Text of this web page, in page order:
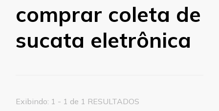
comprar coleta de
sucata eletrônica
Exibindo: 1 - 1 de 1 RESULTADOS